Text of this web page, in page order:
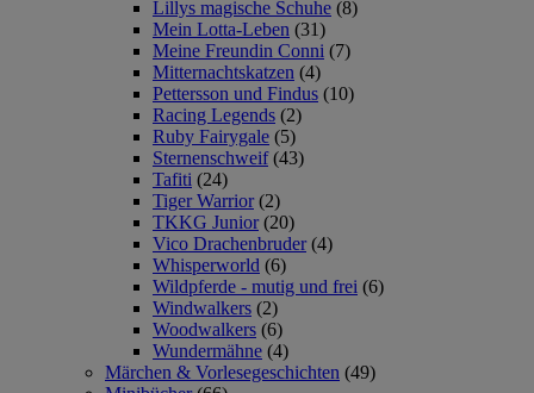
Lillys magische Schuhe (8)
Mein Lotta-Leben (31)
Meine Freundin Conni (7)
Mitternachtskatzen (4)
Pettersson und Findus (10)
Racing Legends (2)
Ruby Fairygale (5)
Sternenschweif (43)
Tafiti (24)
Tiger Warrior (2)
TKKG Junior (20)
Vico Drachenbruder (4)
Whisperworld (6)
Wildpferde - mutig und frei (6)
Windwalkers (2)
Woodwalkers (6)
Wundermähne (4)
Märchen & Vorlesegeschichten (49)